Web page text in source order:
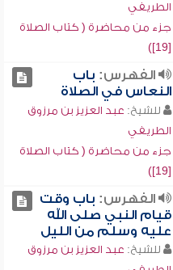
الطريفي
جزء من محاضرة ( كتاب الصلاة
[19])
الفهرس: باب
النعاس في الصلاة
للشيخ: عبد العزيز بن مرزوق
الطريفي
جزء من محاضرة ( كتاب الصلاة
[19])
الفهرس: باب وقت
قيام النبي صلى الله
عليه وسلم من الليل
للشيخ: عبد العزيز بن مرزوق